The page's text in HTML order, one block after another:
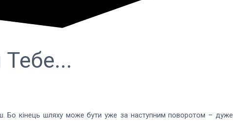
Тебе...
Бо кінець шляху може бути уже за наступним поворотом – дуже